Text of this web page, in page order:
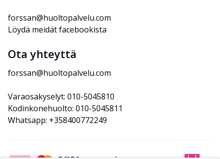
forssan@huoltopalvelu.com
Löydä meidät facebookista
Ota yhteyttä
forssan@huoltopalvelu.com
Varaosakyselyt: 010-5045810
Kodinkonehuolto: 010-5045811
Whatsapp: +358400772249